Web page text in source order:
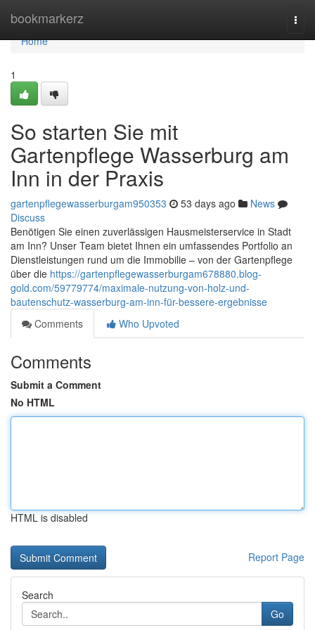
bookmarkerz
Home
Home
1
So starten Sie mit
Gartenpflege Wasserburg am
Inn in der Praxis
gartenpflegewasserburgam950353 53 days ago
News
Discuss
Benötigen Sie einen zuverlässigen Hausmeisterservice in Stadt
am Inn? Unser Team bietet Ihnen ein umfassendes Portfolio an
Dienstleistungen rund um die Immobilie – von der Gartenpflege
über die https://gartenpflegewasserburgam678880.blog-
gold.com/59779774/maximale-nutzung-von-holz-und-
bautenschutz-wasserburg-am-inn-für-bessere-ergebnisse
Comments
Who Upvoted
Comments
Submit a Comment
No HTML
HTML is disabled
Report Page
Search
Go